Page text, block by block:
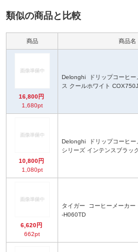
類似の商品と比較
商品 商品名
16,800円
1,680pt
Delonghi
ス クールホワイト
10,800円
1,080pt
Delonghi
シリーズ インテンスブラッ
6,620円
662pt
タイガー
-H060TD